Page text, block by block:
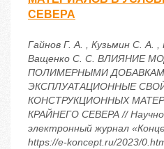
СЕВЕРА
Гайнов Г. А. , Кузьмин С. А. ,
Ващенко С. С. ВЛИЯНИЕ
ПОЛИМЕРНЫМИ
ЭКСПЛУАТАЦИОННЫЕ
КОНСТРУКЦИОННЫХ
КРАЙНЕГО СЕВЕРА //
электронный журнал
https://e-koncept.ru/2023/